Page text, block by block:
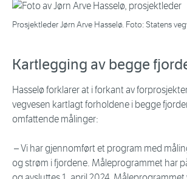
Prosjektleder Jørn Arve Hasselø. Foto: Statens
Kartlegging av begge
Hasselø forklarer at i forkant av
vegvesen kartlagt forholdene i begge
omfattende målinger:
– Vi har gjennomført et program med
og strøm i fjordene. Måleprogrammet har